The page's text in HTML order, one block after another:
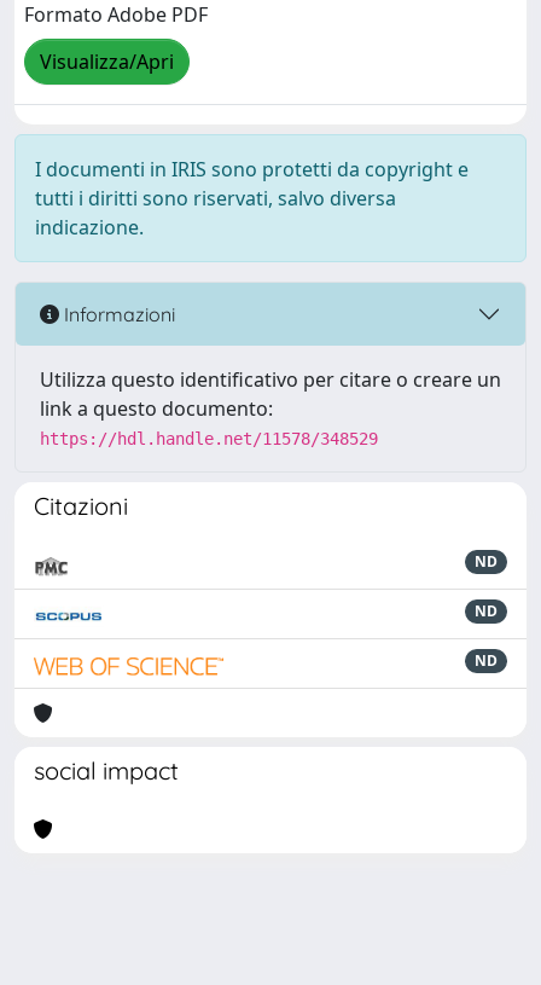
Formato Adobe PDF
Visualizza/Apri
I documenti in IRIS sono protetti da copyright e
tutti i diritti sono riservati, salvo diversa
indicazione.
Informazioni
Utilizza questo identificativo per citare o creare un
link a questo documento:
https://hdl.handle.net/11578/348529
Citazioni
ND
ND
ND
social impact